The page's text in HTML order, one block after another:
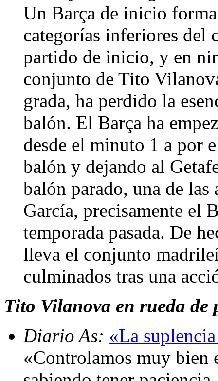
Un Barça de inicio
categorías inferiores del
partido de inicio, y en
conjunto de Tito
grada, ha perdido la
balón. El Barça ha
desde el minuto 1 a por
balón y dejando al
balón parado, una de
García, precisamente el
temporada pasada. De
lleva el conjunto
culminados tras una
Tito Vilanova en rueda de
Diario As: «La
«Controlamos muy bien